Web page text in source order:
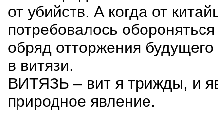
от убийств. А когда от
потребовалось
обряд отторжения
в витязи.
ВИТЯЗЬ – вит я трижды, и
природное явление.